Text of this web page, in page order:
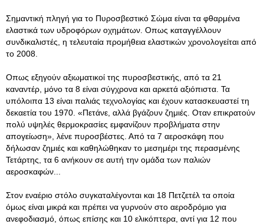
Σημαντική πληγή για το Πυροσβεστικό Σώμα είναι τα φθαρμένα
ελαστικά των υδροφόρων οχημάτων. Οπως καταγγέλλουν
συνδικαλιστές, η τελευταία προμήθεια ελαστικών χρονολογείται από
το 2008.
Οπως εξηγούν αξιωματικοί της πυροσβεστικής, από τα 21
καναντέρ, μόνο τα 8 είναι σύγχρονα και αρκετά αξιόπιστα. Τα
υπόλοιπα 13 είναι παλιάς τεχνολογίας και έχουν κατασκευαστεί τη
δεκαετία του 1970. «Πετάνε, αλλά βγάζουν ζημιές. Οταν επικρατούν
πολύ υψηλές θερμοκρασίες εμφανίζουν προβλήματα στην
απογείωση», λένε πυροσβέστες. Από τα 7 αεροσκάφη που
δήλωσαν ζημιές και καθηλώθηκαν το μεσημέρι της περασμένης
Τετάρτης, τα 6 ανήκουν σε αυτή την ομάδα των παλιών
αεροσκαφών...
Στον εναέριο στόλο συγκαταλέγονται και 18 Πετζετέλ τα οποία
όμως είναι μικρά και πρέπει να γυρνούν στο αεροδρόμιο για
ανεφοδιασμό, όπως επίσης και 10 ελικόπτερα, αντί για 12 που